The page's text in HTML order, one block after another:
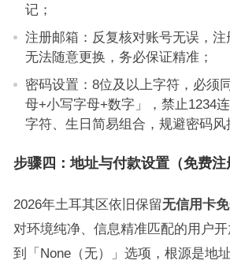
记；
注册邮箱：反复核对账号无误，
无法随意更换，务必保证精准；
密码设置：8位及以上字符，必须
母+小写字母+数字」，禁止1234
字符、生日简易组合，规避密码风
步骤四：地址与付款设置（免费注
2026年土耳其区依旧保留无信用卡
对环境纯净、信息精准匹配的用户
到「None（无）」选项，根源是地